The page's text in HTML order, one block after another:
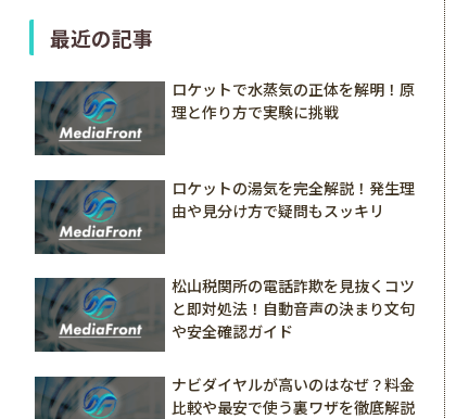
最近の記事
ロケットで水蒸気の正体を解明！原
理と作り方で実験に挑戦
ロケットの湯気を完全解説！発生理
由や見分け方で疑問もスッキリ
松山税関所の電話詐欺を見抜くコツ
と即対処法！自動音声の決まり文句
や安全確認ガイド
ナビダイヤルが高いのはなぜ？料金
比較や最安で使う裏ワザを徹底解説